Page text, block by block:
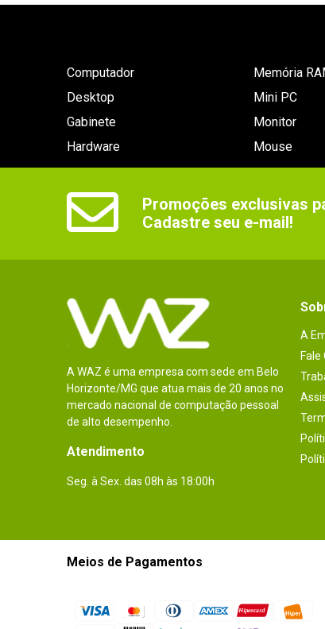
Computador
Desktop
Gabinete
Hardware
Memória
Mini PC
Monitor
Mouse
Promoções exclusivas
Cadastre seu e-mail!
A WAZ é uma empresa com sede em Belo
Horizonte/MG que atua mais de 20 anos no
mercado nacional de computação pessoal
de alto desempenho.
Atendimento
Seg. à Sex. das 08h às 18:00h
A
Fale
Meios de Pagamentos